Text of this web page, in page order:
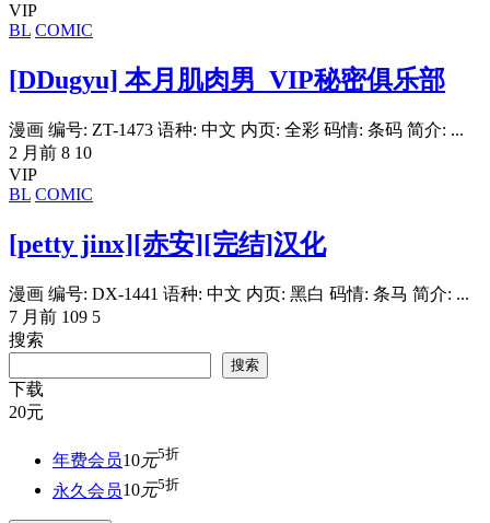
VIP
BL COMIC
[DDugyu] 本月肌肉男_VIP秘密俱乐部
漫画 编号: ZT-1473 语种: 中文 内页: 全彩 码情: 条码 简介: ...
2 月前 8 10
VIP
BL COMIC
[petty jinx][赤安][完结]汉化
漫画 编号: DX-1441 语种: 中文 内页: 黑白 码情: 条马 简介: ...
7 月前 109 5
搜索
搜索
下载
20元
年费会员10元5折
永久会员10元5折